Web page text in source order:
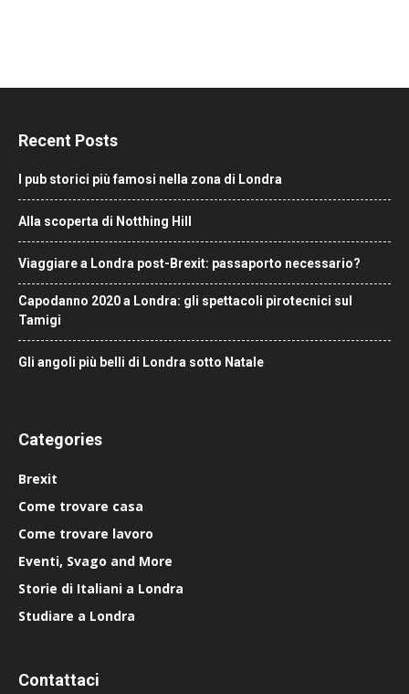
Recent Posts
I pub storici più famosi nella zona di Londra
Alla scoperta di Notthing Hill
Viaggiare a Londra post-Brexit: passaporto necessario?
Capodanno 2020 a Londra: gli spettacoli pirotecnici sul
Tamigi
Gli angoli più belli di Londra sotto Natale
Categories
Brexit
Come trovare casa
Come trovare lavoro
Eventi, Svago and More
Storie di Italiani a Londra
Studiare a Londra
Contattaci